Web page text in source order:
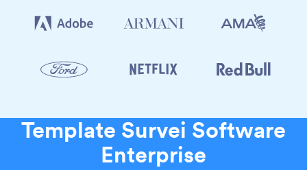
Template Survei Software
Enterprise